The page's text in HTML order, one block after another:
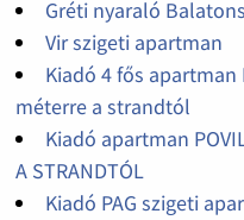
Gréti nyaraló
Vir szigeti apartman
Kiadó 4 fős
méterre a strandtól
Kiadó apartman
A STRANDTÓL
Kiadó PAG szigeti